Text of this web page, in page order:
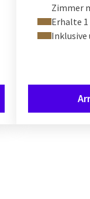
Zimmer
Erhalte
Inklusive